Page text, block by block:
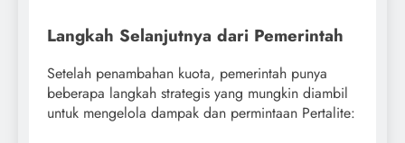
Langkah Selanjutnya dari Pemerintah
Setelah penambahan kuota, pemerintah punya
beberapa langkah strategis yang mungkin diambil
untuk mengelola dampak dan permintaan Pertalite: